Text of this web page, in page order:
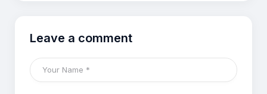
Leave a comment